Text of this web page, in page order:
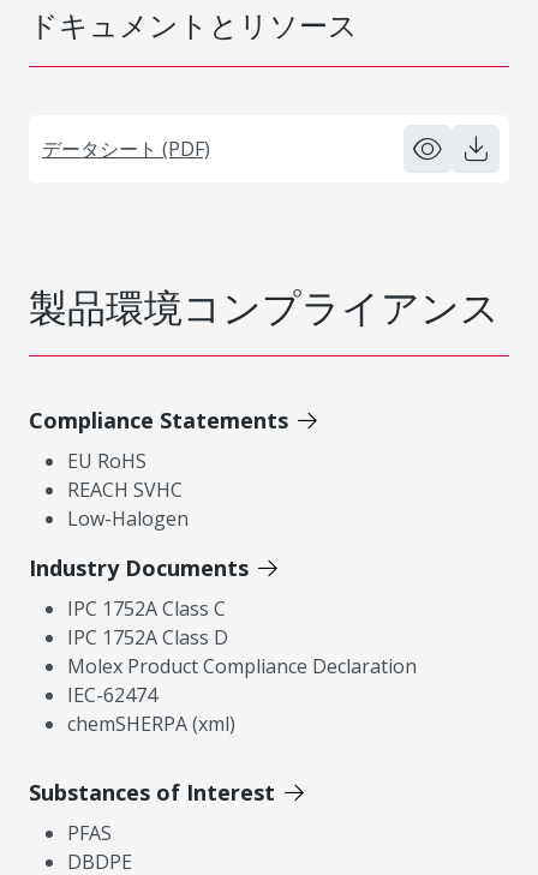
ドキュメントとリソース
データシート (PDF)
製品環境コンプライアンス
Compliance Statements
EU RoHS
REACH SVHC
Low-Halogen
Industry Documents
IPC 1752A Class C
IPC 1752A Class D
Molex Product Compliance Declaration
IEC-62474
chemSHERPA (xml)
Substances of Interest
PFAS
DBDPE